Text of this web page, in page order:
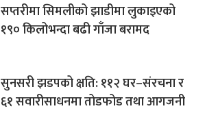
सप्तरीमा सिमलीको झाडीमा लुकाइएको
१९० किलोभन्दा बढी गाँजा बरामद
सुनसरी झडपको क्षति: ११२ घर–संरचना र
६१ सवारीसाधनमा तोडफोड तथा आगजनी